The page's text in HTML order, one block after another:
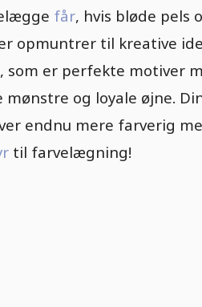
får, hvis bløde pels
opmuntrer til kreative
, som er perfekte motiver
og loyale øjne.
endnu mere farverig
til farvelægning!